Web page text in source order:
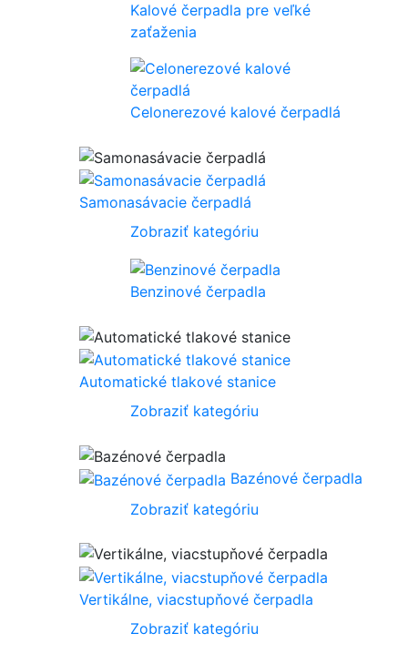
Kalové čerpadla pre veľké
zaťaženia
Celonerezové kalové čerpadlá
Samonasávacie čerpadlá
Zobraziť kategóriu
Benzinové čerpadla
Automatické tlakové stanice
Zobraziť kategóriu
Bazénové čerpadla
Zobraziť kategóriu
Vertikálne, viacstupňové čerpadla
Zobraziť kategóriu